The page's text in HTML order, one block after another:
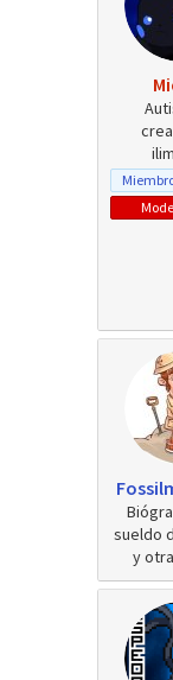
sueldo
y